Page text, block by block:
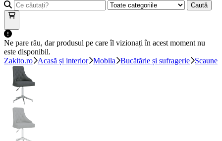
Caută
Ne pare rău, dar produsul pe care îl vizionați în acest moment nu
este disponibil.
Zakito.ro
Acasă și interior Mobila Bucătărie și sufragerie Scaune